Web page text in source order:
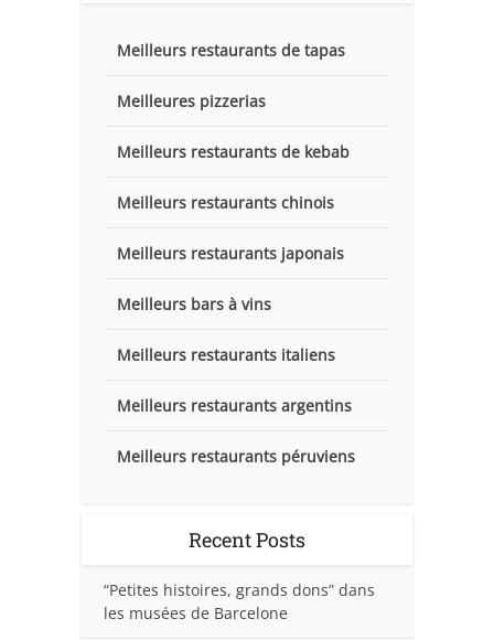
Meilleurs restaurants de tapas
Meilleures pizzerias
Meilleurs restaurants de kebab
Meilleurs restaurants chinois
Meilleurs restaurants japonais
Meilleurs bars à vins
Meilleurs restaurants italiens
Meilleurs restaurants argentins
Meilleurs restaurants péruviens
Recent Posts
“Petites histoires, grands dons” dans
les musées de Barcelone